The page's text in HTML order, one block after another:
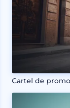
Cartel de